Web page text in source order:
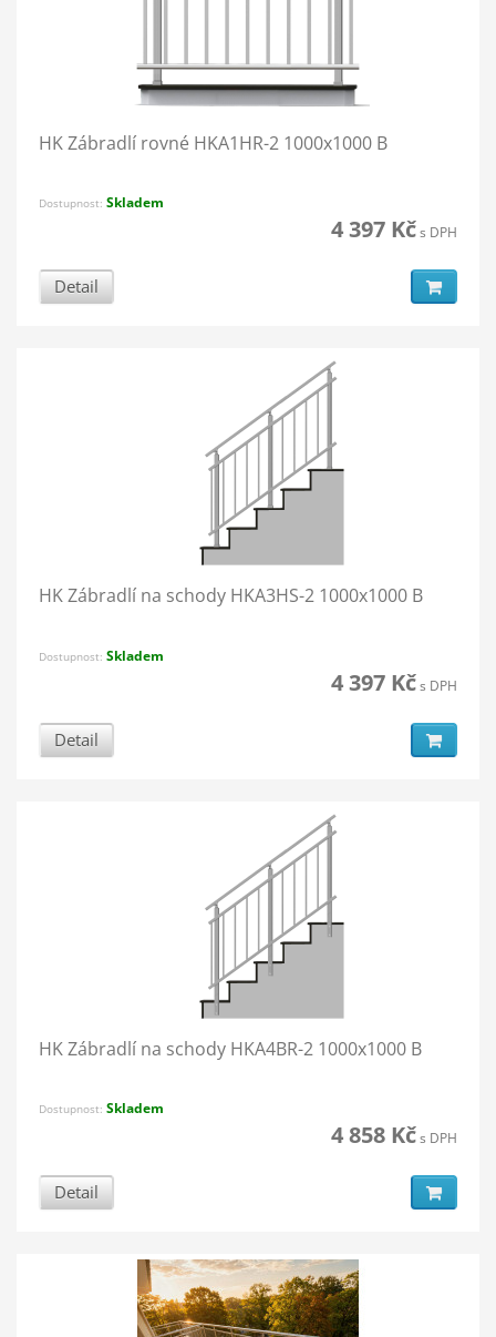
HK Zábradlí rovné HKA1HR-2 1000x1000 B
Dostupnost: Skladem
4 397 Kčs DPH
Detail
HK Zábradlí na schody HKA3HS-2 1000x1000 B
Dostupnost: Skladem
4 397 Kčs DPH
Detail
HK Zábradlí na schody HKA4BR-2 1000x1000 B
Dostupnost: Skladem
4 858 Kčs DPH
Detail